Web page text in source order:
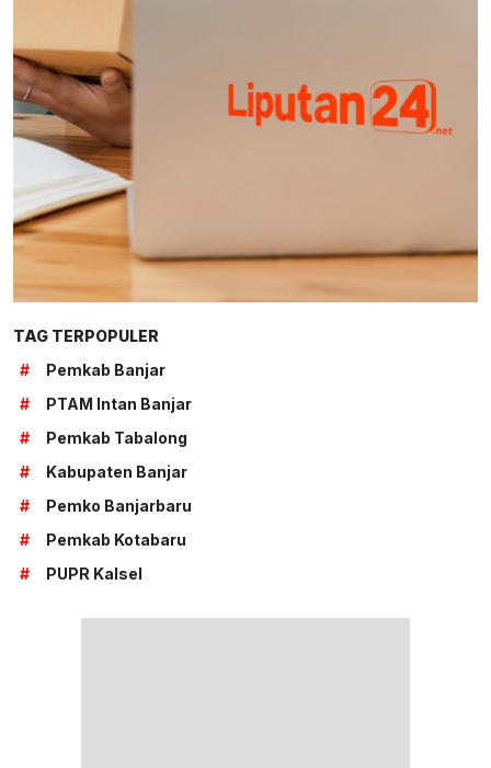
TAG TERPOPULER
#
Pemkab Banjar
#
PTAM Intan Banjar
#
Pemkab Tabalong
#
Kabupaten Banjar
#
Pemko Banjarbaru
#
Pemkab Kotabaru
#
PUPR Kalsel